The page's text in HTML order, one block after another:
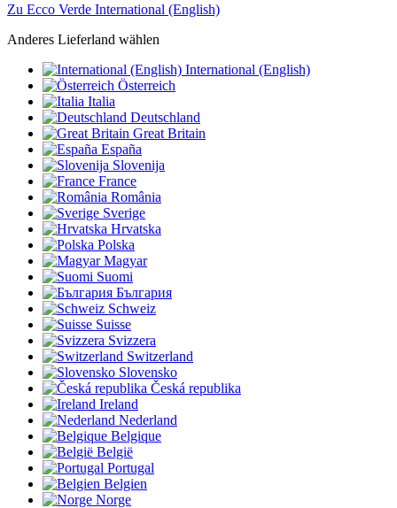
Zu Ecco Verde International (English)
Anderes Lieferland wählen
International (English)
Österreich
Italia
Deutschland
Great Britain
España
Slovenija
France
România
Sverige
Hrvatska
Polska
Magyar
Suomi
България
Schweiz
Suisse
Svizzera
Switzerland
Slovensko
Česká republika
Ireland
Nederland
Belgique
België
Portugal
Belgien
Norge